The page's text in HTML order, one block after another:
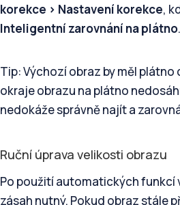
korekce > Nastavení korekce,
Inteligentní zarovnání na plátno.
Tip: Výchozí obraz by měl plátno
okraje obrazu na plátno
nedokáže správně najít a
Ruční úprava velikosti obrazu
Po použití automatických funkcí
zásah nutný. Pokud obraz stále